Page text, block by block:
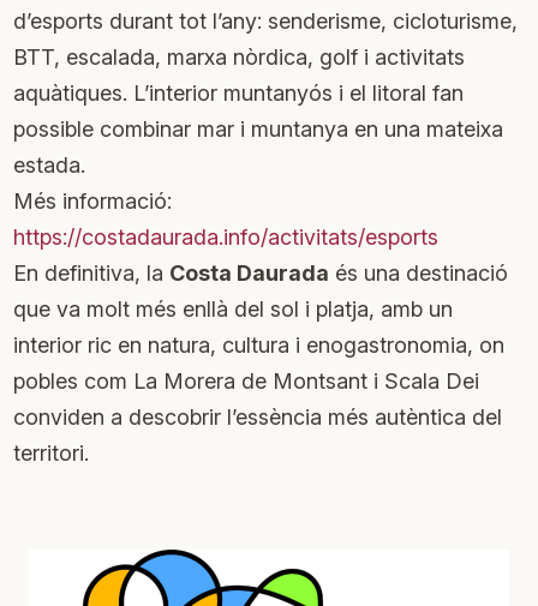
d’esports durant tot l’any: senderisme, cicloturisme,
BTT, escalada, marxa nòrdica, golf i activitats
aquàtiques. L’interior muntanyós i el litoral fan
possible combinar mar i muntanya en una mateixa
estada.
Més informació:
https://costadaurada.info/activitats/esports
En definitiva, la Costa Daurada és una destinació
que va molt més enllà del sol i platja, amb un
interior ric en natura, cultura i enogastronomia, on
pobles com La Morera de Montsant i Scala Dei
conviden a descobrir l’essència més autèntica del
territori.